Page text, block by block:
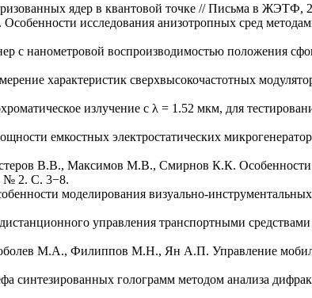
ядер в квантовой точке // Письма в ЖЭТФ,
исследования анизотропных сред
воспроизводимостью положения
характеристик сверхвысокочастотных
излучение с λ = 1.52 мкм, для
емкостных электростатических
В.В., Максимов М.В., Смирнов К.К. Особенности
№ 2. С. 3−8.
моделирования визуально-
управления транспортными
М.А., Филиппов М.Н., Ян А.П. Управление
голограмм методом анализа